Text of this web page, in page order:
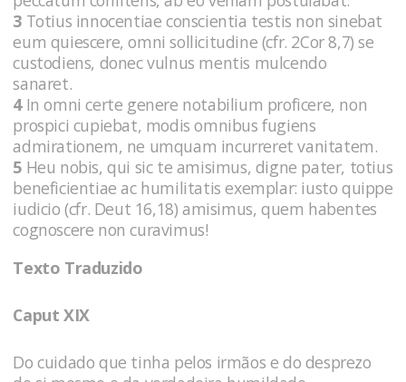
3 Totius innocentiae conscientia testis non sinebat
eum quiescere, omni sollicitudine (cfr. 2Cor 8,7) se
custodiens, donec vulnus mentis mulcendo
sanaret.
4In omni certe genere notabilium proficere, non
prospici cupiebat, modis omnibus fugiens
admirationem, ne umquam incurreret vanitatem.
5 Heu nobis, qui sic te amisimus, digne pater, totius
beneficientiae ac humilitatis exemplar: iusto quippe
iudicio (cfr. Deut 16,18) amisimus, quem habentes
cognoscere non curavimus!
Texto Traduzido
Caput XIX
Do cuidado que tinha pelos irmãos e do desprezo